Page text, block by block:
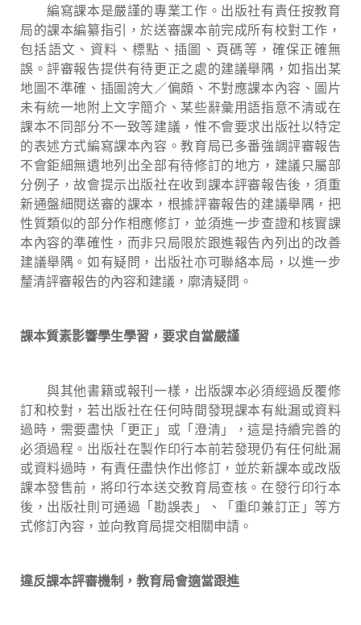
編寫課本是嚴謹的專業工作。出版社有責任按教育
局的課本編纂指引，於送審課本前完成所有校對工作，
包括語文、資料、標點、插圖、頁碼等，確保正確無
誤。評審報告提供有待更正之處的建議舉隅，如指出某
地圖不準確、插圖誇大／偏頗、不對應課本內容、圖片
未有統一地附上文字簡介、某些辭彙用語指意不清或在
課本不同部分不一致等建議，惟不會要求出版社以特定
的表述方式編寫課本內容。教育局已多番強調評審報告
不會鉅細無遺地列出全部有待修訂的地方，建議只屬部
分例子，故會提示出版社在收到課本評審報告後，須重
新通盤細閱送審的課本，根據評審報告的建議舉隅，把
性質類似的部分作相應修訂，並須進一步查證和核實課
本內容的準確性，而非只局限於跟進報告內列出的改善
建議舉隅。如有疑問，出版社亦可聯絡本局，以進一步
釐清評審報告的內容和建議，廓清疑問。
課本質素影響學生學習，要求自當嚴謹
與其他書籍或報刊一樣，出版課本必須經過反覆修
訂和校對，若出版社在任何時間發現課本有紕漏或資料
過時，需要盡快「更正」或「澄清」，這是持續完善的
必須過程。出版社在製作印行本前若發現仍有任何紕漏
或資料過時，有責任盡快作出修訂，並於新課本或改版
課本發售前，將印行本送交教育局查核。在發行印行本
後，出版社則可通過「勘誤表」、「重印兼訂正」等方
式修訂內容，並向教育局提交相關申請。
違反課本評審機制，教育局會適當跟進